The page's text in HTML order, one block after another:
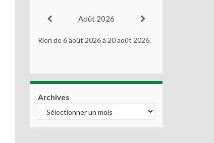
Août 2026
Rien de 6 août 2026 à 20 août 2026.
Archives